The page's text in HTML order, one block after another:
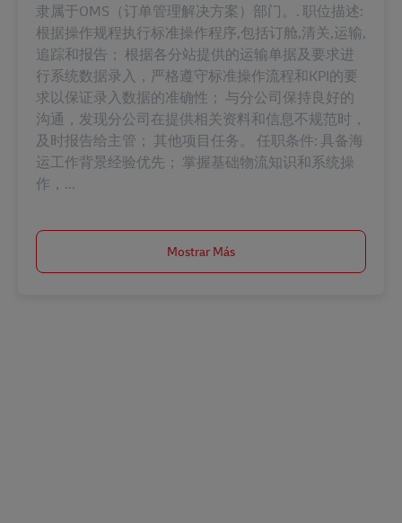
隶属于OMS（订单管理解决方案）部门。. 职位描述:
根据操作规程执行标准操作程序,包括订舱,清关,运输,
追踪和报告； 根据各分站提供的运输单据及要求进
行系统数据录入，严格遵守标准操作流程和KPI的要
求以保证录入数据的准确性； 与分公司保持良好的
沟通，发现分公司在提供相关资料和信息不规范时，
及时报告给主管； 其他项目任务。 任职条件: 具备海
运工作背景经验优先； 掌握基础物流知识和系统操
作，...
Mostrar Más